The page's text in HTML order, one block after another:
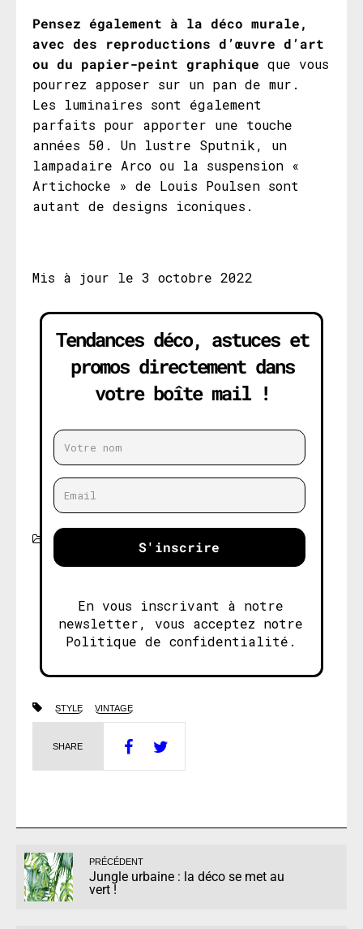
Pensez également à la déco murale,
avec des reproductions d’œuvre d’art
ou du papier-peint graphique que vous
pourrez apposer sur un pan de mur.
Les luminaires sont également
parfaits pour apporter une touche
années 50. Un lustre Sputnik, un
lampadaire Arco ou la suspension «
Artichocke » de Louis Poulsen sont
autant de designs iconiques.
Mis à jour le 3 octobre 2022
Tendances déco, astuces et
promos directement dans
votre boîte mail !
En vous inscrivant à notre
newsletter, vous acceptez notre
Politique de confidentialité.
S'inscrire
SHARE
STYLE VINTAGE
PRÉCÉDENT
Jungle urbaine : la déco se met au
vert !